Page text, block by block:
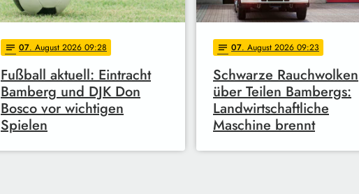
notes 07. August 2026 09:28
Fußball aktuell: Eintracht
Bamberg und DJK Don
Bosco vor wichtigen
Spielen
notes 07. August 2026 09:23
Schwarze Rauchwolken
über Teilen Bambergs:
Landwirtschaftliche
Maschine brennt